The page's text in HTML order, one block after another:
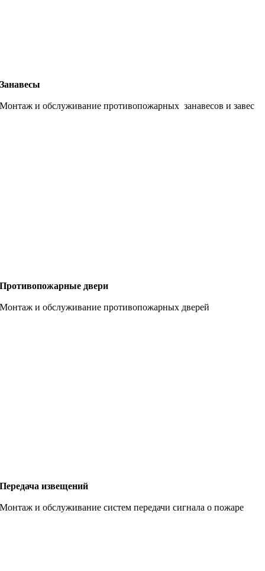
Занавесы
Монтаж и обслуживание противопожарных занавесов и завес
Противопожарные двери
Монтаж и обслуживание противопожарных дверей
Передача извещений
Монтаж и обслуживание систем передачи сигнала о пожаре